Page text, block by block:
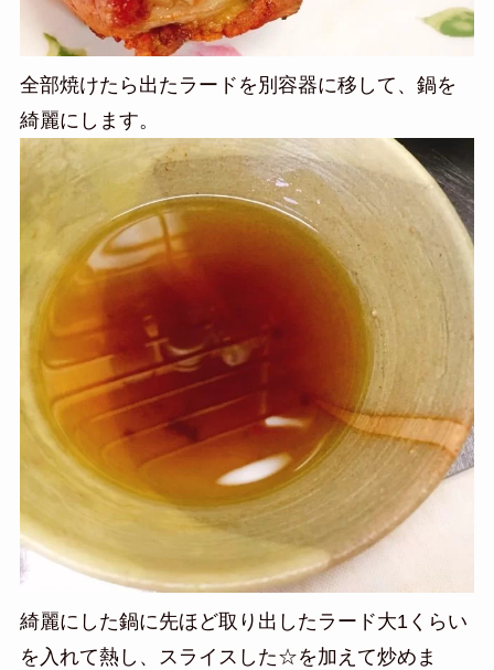
全部焼けたら出たラードを別容器に移して、鍋を
綺麗にします。
綺麗にした鍋に先ほど取り出したラード大1くらい
を入れて熱し、スライスした☆を加えて炒めま